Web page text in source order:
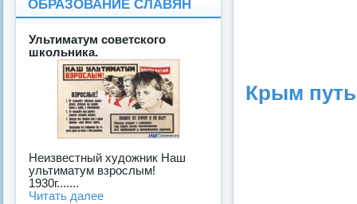
Крым путь
ОБРАЗОВАНИЕ СЛАВЯН
Ультиматум советского
школьника.
Неизвестный художник Наш
ультиматум взрослым!
1930г.......
Читать далее